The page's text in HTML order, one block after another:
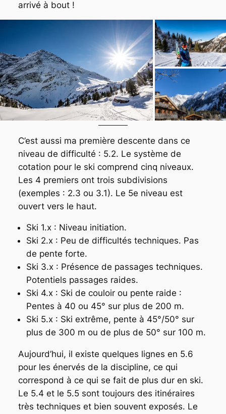
arrivé à bout !
C’est aussi ma première descente dans ce
niveau de difficulté : 5.2. Le système de
cotation pour le ski comprend cinq niveaux.
Les 4 premiers ont trois subdivisions
(exemples : 2.3 ou 3.1). Le 5e niveau est
ouvert vers le haut.
Ski 1.x : Niveau initiation.
Ski 2.x : Peu de difficultés techniques. Pas
de pente forte.
Ski 3.x : Présence de passages techniques.
Potentiels passages raides.
Ski 4.x : Ski de couloir ou pente raide :
Pentes à 40 ou 45° sur plus de 200 m.
Ski 5.x : Ski extrême, pente à 45°/50° sur
plus de 300 m ou de plus de 50° sur 100 m.
Aujourd’hui, il existe quelques lignes en 5.6
pour les énervés de la discipline, ce qui
correspond à ce qui se fait de plus dur en ski.
Le 5.4 et le 5.5 sont toujours des itinéraires
très techniques et bien souvent exposés. Le